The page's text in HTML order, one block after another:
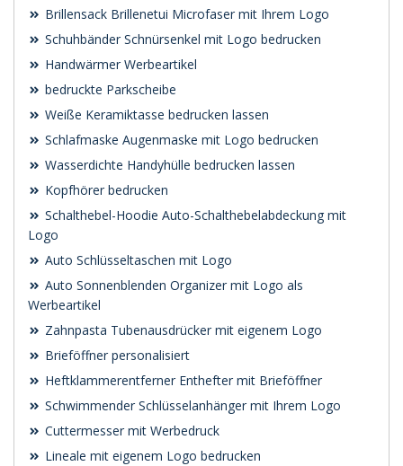
Brillensack Brillenetui Microfaser mit Ihrem Logo
Schuhbänder Schnürsenkel mit Logo bedrucken
Handwärmer Werbeartikel
bedruckte Parkscheibe
Weiße Keramiktasse bedrucken lassen
Schlafmaske Augenmaske mit Logo bedrucken
Wasserdichte Handyhülle bedrucken lassen
Kopfhörer bedrucken
Schalthebel-Hoodie Auto-Schalthebelabdeckung mit
Logo
Auto Schlüsseltaschen mit Logo
Auto Sonnenblenden Organizer mit Logo als
Werbeartikel
Zahnpasta Tubenausdrücker mit eigenem Logo
Brieföffner personalisiert
Heftklammerentferner Enthefter mit Brieföffner
Schwimmender Schlüsselanhänger mit Ihrem Logo
Cuttermesser mit Werbedruck
Lineale mit eigenem Logo bedrucken